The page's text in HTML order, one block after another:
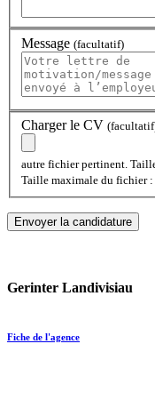
Message (facultatif)
Charger le CV
autre fichier pertinent.
Taille maximale du fichier
Gerinter Landivisiau
Fiche de l'agence